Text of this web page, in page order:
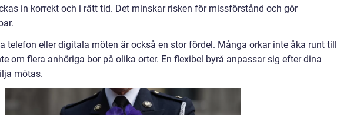
in korrekt och i rätt tid. Det minskar risken för missförstånd och gör
telefon eller digitala möten är också en stor fördel. Många orkar inte åka runt till
om flera anhöriga bor på olika orter. En flexibel byrå anpassar sig efter dina
mötas.